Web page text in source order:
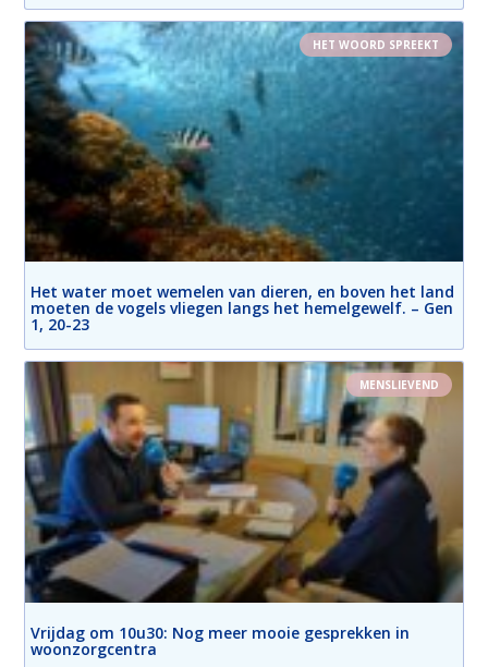
HET WOORD SPREEKT
Het water moet wemelen van dieren, en boven het land
moeten de vogels vliegen langs het hemelgewelf. – Gen
1, 20-23
MENSLIEVEND
Vrijdag om 10u30: Nog meer mooie gesprekken in
woonzorgcentra